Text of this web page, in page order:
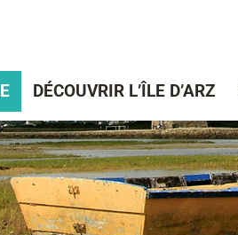
DÉCOUVRIR L’ÎLE D’ARZ